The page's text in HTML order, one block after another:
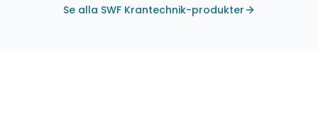
Se alla SWF Krantechnik-produkter